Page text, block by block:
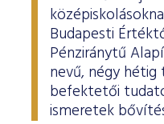
Budapesti
Pénziránytű
nevű, négy
befektetői
ismeretek